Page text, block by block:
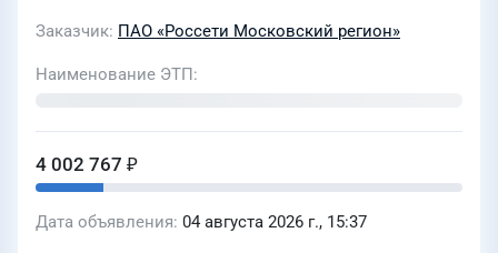
Заказчик ПАО «Россети Московский регион»
Наименование ЭТП
4 002 767 ₽
Дата объявления 04 августа 2026 г., 15:37